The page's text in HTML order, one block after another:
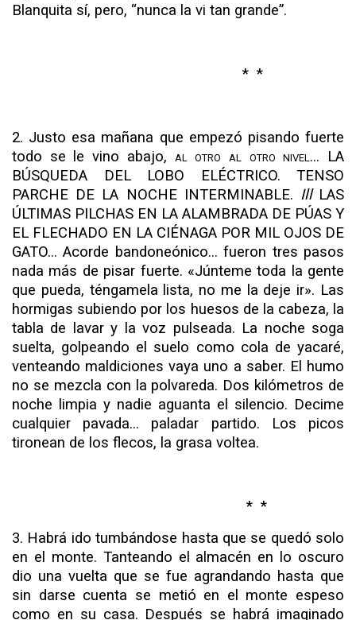
Blanquita sí, pero, “nunca la vi tan grande”.
* *
2. Justo esa mañana que empezó pisando fuerte
todo se le vino abajo, al otro al otro nivel... LA
BÚSQUEDA DEL LOBO ELÉCTRICO. TENSO
PARCHE DE LA NOCHE INTERMINABLE. Ill LAS
ÚLTIMAS PILCHAS EN LA ALAMBRADA DE PÚAS Y
EL FLECHADO EN LA CIÉNAGA POR MIL OJOS DE
GATO...Acorde bandoneónico... fueron tres pasos
nada más de pisar fuerte. «Júnteme toda la gente
que pueda, téngamela lista, no me la deje ir». Las
hor­migas subiendo por los huesos de la cabeza, la
tabla de lavar y la voz pulseada. La noche soga
suelta, golpeando el suelo como cola de yacaré,
venteando maldiciones vaya uno a saber. El humo
no se mezcla con la polvareda. Dos kilómetros de
noche limpia y nadie aguanta el silencio. Decime
cualquier pa­vada... paladar partido. Los picos
tironean de los flecos, la grasa voltea.
* *
3. Habrá ido tumbándose hasta que se quedó solo
en el monte. Tanteando el almacén en lo oscuro
dio una vuelta que se fue agrandando hasta que
sin darse cuenta se metió en el monte espeso
como en su casa. Después se habrá imaginado